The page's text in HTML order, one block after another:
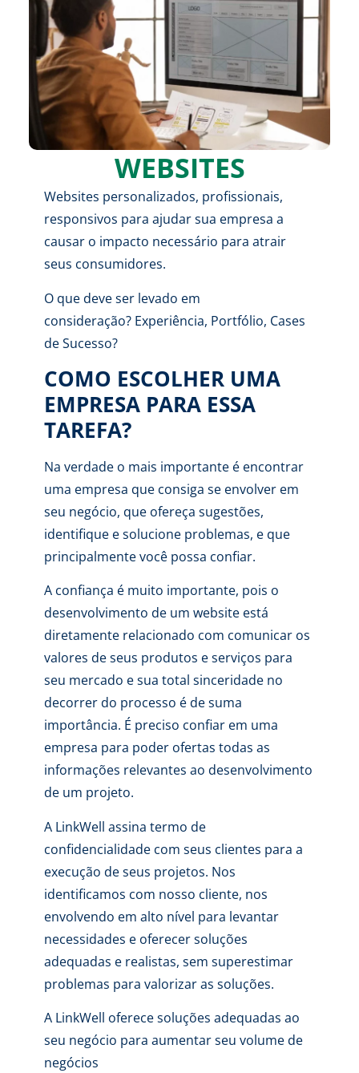
WEBSITES
Websites personalizados, profissionais,
responsivos para ajudar sua empresa a
causar o impacto necessário para atrair
seus consumidores.
O que deve ser levado em
consideração? Experiência, Portfólio, Cases
de Sucesso?
COMO ESCOLHER UMA
EMPRESA PARA ESSA
TAREFA?
Na verdade o mais importante é encontrar
uma empresa que consiga se envolver em
seu negócio, que ofereça sugestões,
identifique e solucione problemas, e que
principalmente você possa confiar.
A confiança é muito importante, pois o
desenvolvimento de um website está
diretamente relacionado com comunicar os
valores de seus produtos e serviços para
seu mercado e sua total sinceridade no
decorrer do processo é de suma
importância. É preciso confiar em uma
empresa para poder ofertas todas as
informações relevantes ao desenvolvimento
de um projeto.
A LinkWell assina termo de
confidencialidade com seus clientes para a
execução de seus projetos. Nos
identificamos com nosso cliente, nos
envolvendo em alto nível para levantar
necessidades e oferecer soluções
adequadas e realistas, sem superestimar
problemas para valorizar as soluções.
A LinkWell oferece soluções adequadas ao
seu negócio para aumentar seu volume de
negócios